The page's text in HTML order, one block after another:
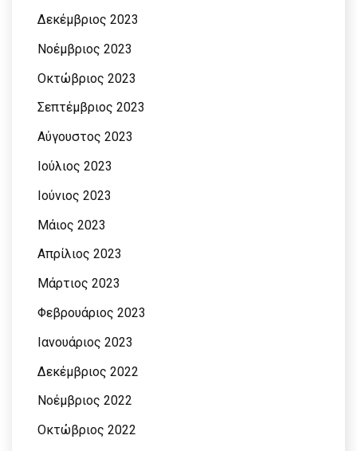
Δεκέμβριος 2023
Νοέμβριος 2023
Οκτώβριος 2023
Σεπτέμβριος 2023
Αύγουστος 2023
Ιούλιος 2023
Ιούνιος 2023
Μάιος 2023
Απρίλιος 2023
Μάρτιος 2023
Φεβρουάριος 2023
Ιανουάριος 2023
Δεκέμβριος 2022
Νοέμβριος 2022
Οκτώβριος 2022